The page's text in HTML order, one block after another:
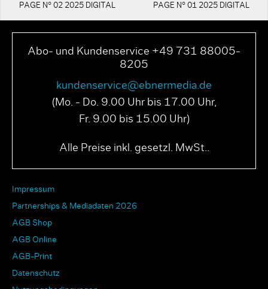
PAGE N° 02 2025 DIGITAL PAGE N° 01 2025 DIGITAL
Abo- und Kundenservice +49 731 88005-
8205
kundenservice@ebnermedia.de
(Mo. - Do. 9.00 Uhr bis 17.00 Uhr,
Fr. 9.00 bis 15.00 Uhr)
Alle Preise inkl. gesetzl. MwSt..
Impressum
Partnerships & Mediadaten 2026
AGB Shop
AGB Online
AGB-Print
Datenschutz